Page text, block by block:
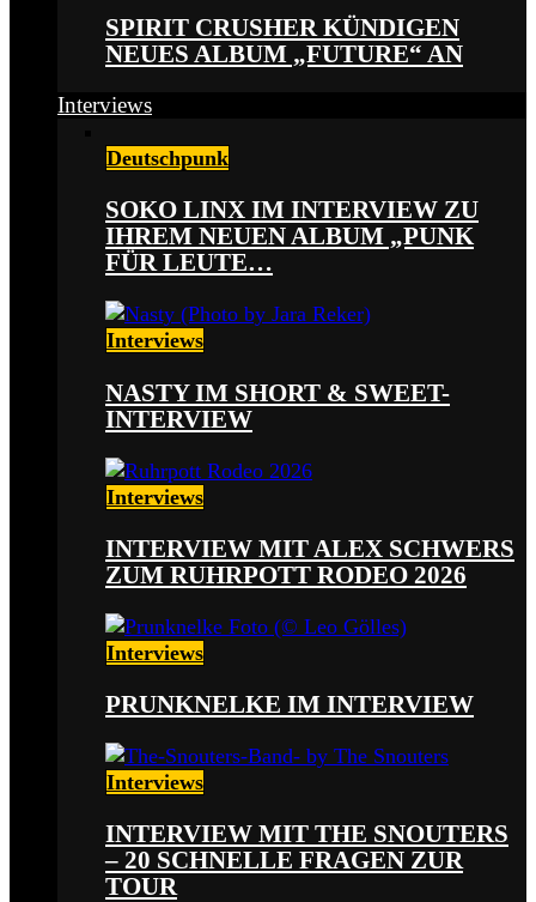
SPIRIT CRUSHER KÜNDIGEN
NEUES ALBUM „FUTURE“ AN
Interviews
Deutschpunk
SOKO LINX IM INTERVIEW ZU
IHREM NEUEN ALBUM „PUNK
FÜR LEUTE…
Interviews
NASTY IM SHORT & SWEET-
INTERVIEW
Interviews
INTERVIEW MIT ALEX SCHWERS
ZUM RUHRPOTT RODEO 2026
Interviews
PRUNKNELKE IM INTERVIEW
Interviews
INTERVIEW MIT THE SNOUTERS
– 20 SCHNELLE FRAGEN ZUR
TOUR